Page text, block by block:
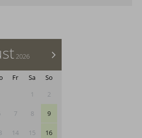
>
2026
Fr Sa
So
1
2
7 8 9
14 15 16